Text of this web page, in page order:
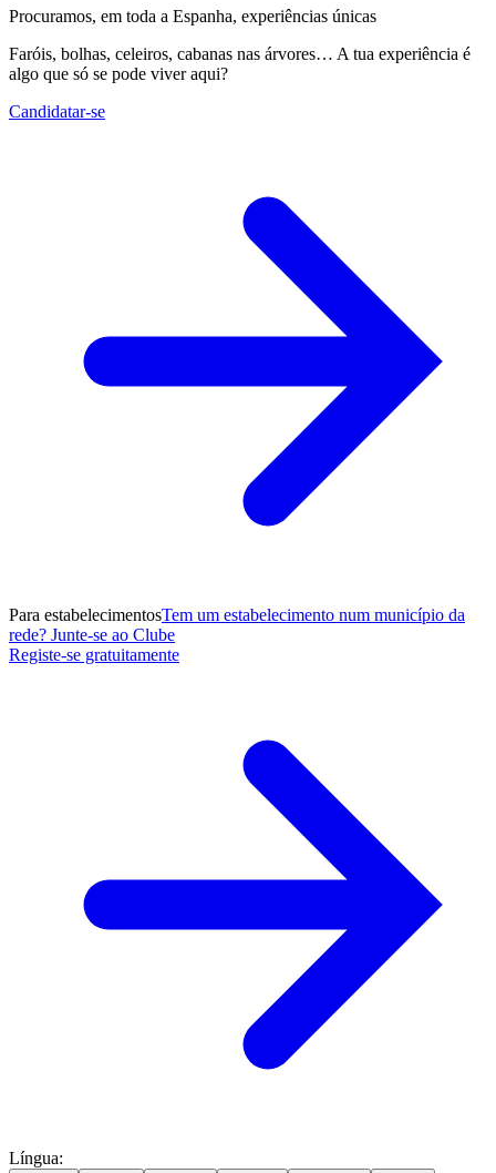
Procuramos, em toda a Espanha, experiências únicas
Faróis, bolhas, celeiros, cabanas nas árvores… A tua experiência é
algo que só se pode viver aqui?
Candidatar-se
Para estabelecimentosTem um estabelecimento num município da
rede? Junte-se ao Clube
Registe-se gratuitamente
Língua: